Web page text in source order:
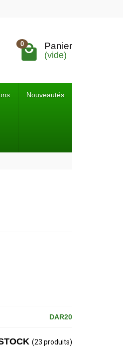
0 Panier
(vide)
Nouveautés
DAR20
(23 produits)